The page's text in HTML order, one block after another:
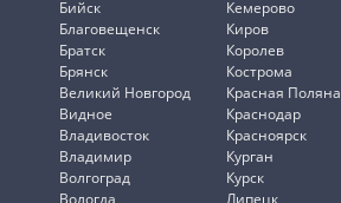
Бийск
Благовещенск
Братск
Брянск
Великий Новгород
Видное
Владивосток
Владимир
Волгоград
Кемерово
Киров
Королев
Кострома
Красная Поляна
Краснодар
Красноярск
Курган
Курск